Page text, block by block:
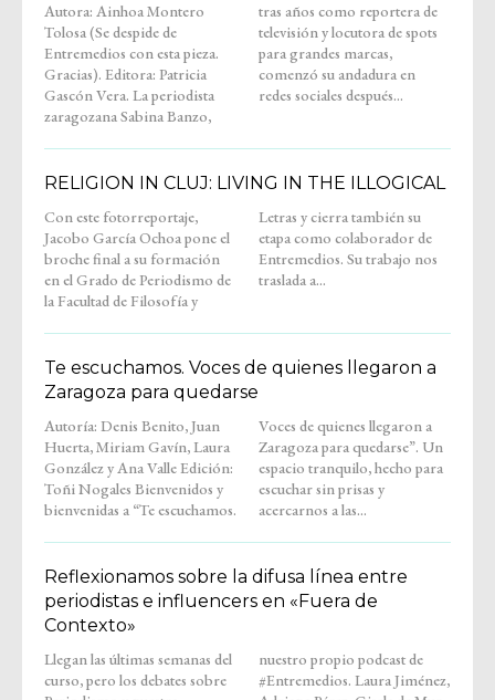
Autora: Ainhoa Montero
Tolosa (Se despide de
Entremedios con esta pieza.
Gracias). Editora: Patricia
Gascón Vera. La periodista
zaragozana Sabina Banzo,
tras años como reportera de
televisión y locutora de spots
para grandes marcas,
comenzó su andadura en
redes sociales después...
RELIGION IN CLUJ: LIVING IN THE ILLOGICAL
Con este fotorreportaje,
Jacobo García Ochoa pone el
broche final a su formación
en el Grado de Periodismo de
la Facultad de Filosofía y
Letras y cierra también su
etapa como colaborador de
Entremedios. Su trabajo nos
traslada a...
Te escuchamos. Voces de quienes llegaron a
Zaragoza para quedarse
Autoría: Denis Benito, Juan
Huerta, Miriam Gavín, Laura
González y Ana Valle Edición:
Toñi Nogales Bienvenidos y
bienvenidas a “Te escuchamos.
Voces de quienes llegaron a
Zaragoza para quedarse”. Un
espacio tranquilo, hecho para
escuchar sin prisas y
acercarnos a las...
Reflexionamos sobre la difusa línea entre
periodistas e influencers en «Fuera de
Contexto»
Llegan las últimas semanas del
curso, pero los debates sobre
nuestro propio podcast de
#Entremedios. Laura Jiménez,